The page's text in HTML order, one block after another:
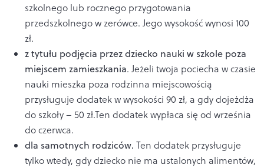
szkolnego lub rocznego przygotowania
przedszkolnego w zerówce. Jego wysokość wynosi 100
zł.
z tytułu podjęcia przez dziecko nauki w szkole poza
miejscem zamieszkania. Jeżeli twoja pociecha w czasie
nauki mieszka poza rodzinna miejscowością
przysługuje dodatek w wysokości 90 zł, a gdy dojeżdża
do szkoły – 50 zł.Ten dodatek wypłaca się od września
do czerwca.
dla samotnych rodziców. Ten dodatek przysługuje
tylko wtedy, gdy dziecko nie ma ustalonych alimentów,